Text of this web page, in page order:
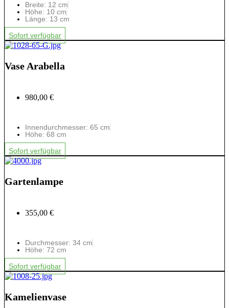
Breite: 12 cm
Höhe: 10 cm
Länge: 13 cm
Sofort verfügbar
Vase Arabella
980,00 €
Innendurchmesser: 65 cm
Höhe: 68 cm
Sofort verfügbar
Gartenlampe
355,00 €
Durchmesser: 34 cm
Höhe: 72 cm
Sofort verfügbar
Kamelienvase